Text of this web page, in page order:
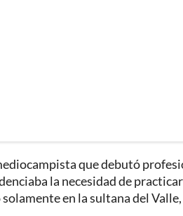
que debutó
la necesidad de
en la sultana del